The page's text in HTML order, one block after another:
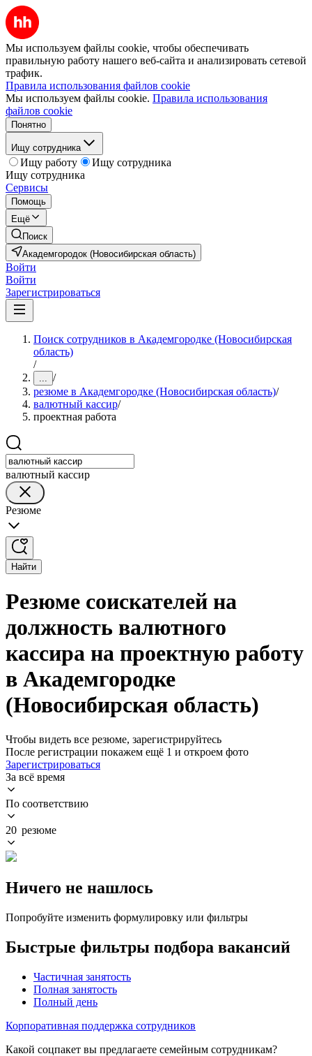
Мы используем файлы cookie, чтобы обеспечивать
правильную работу нашего веб-сайта и анализировать сетевой
трафик.
Правила использования файлов cookie
Мы используем файлы cookie. Правила использования
файлов cookie
Понятно
Ищу сотрудника
Ищу работу
Ищу сотрудника
Ищу сотрудника
Сервисы
Помощь
Ещё
Поиск
Академгородок (Новосибирская область)
Войти
Войти
Зарегистрироваться
Поиск сотрудников в Академгородке (Новосибирская
область)
/
... /
резюме в Академгородке (Новосибирская область)/
валютный кассир/
проектная работа
валютный кассир
Резюме
Найти
Резюме соискателей на
должность валютного
кассира на проектную работу
в Академгородке
(Новосибирская область)
Чтобы видеть все резюме, зарегистрируйтесь
После регистрации покажем ещё 1 и откроем фото
Зарегистрироваться
За всё время
По соответствию
20 резюме
Ничего не нашлось
Попробуйте изменить формулировку или фильтры
Быстрые фильтры подбора вакансий
Частичная занятость
Полная занятость
Полный день
Корпоративная поддержка сотрудников
Какой соцпакет вы предлагаете семейным сотрудникам?